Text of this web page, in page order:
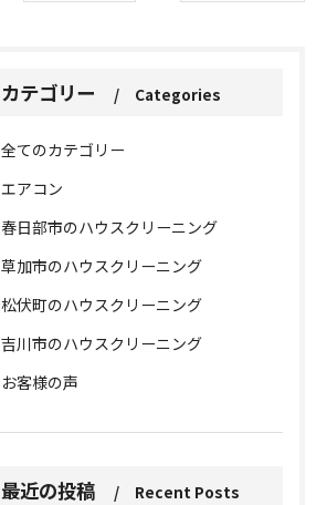
カテゴリー Categories
全てのカテゴリー
エアコン
春日部市のハウスクリーニング
草加市のハウスクリーニング
松伏町のハウスクリーニング
吉川市のハウスクリーニング
お客様の声
最近の投稿 Recent Posts
お問い合わせはこちら
お問い合わせはこちら